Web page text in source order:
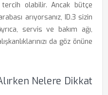
olabilir. Ancak bütçe
arıyorsanız, ID.3 sizin
servis ve bakım ağı,
da göz önüne
Nelere Dikkat